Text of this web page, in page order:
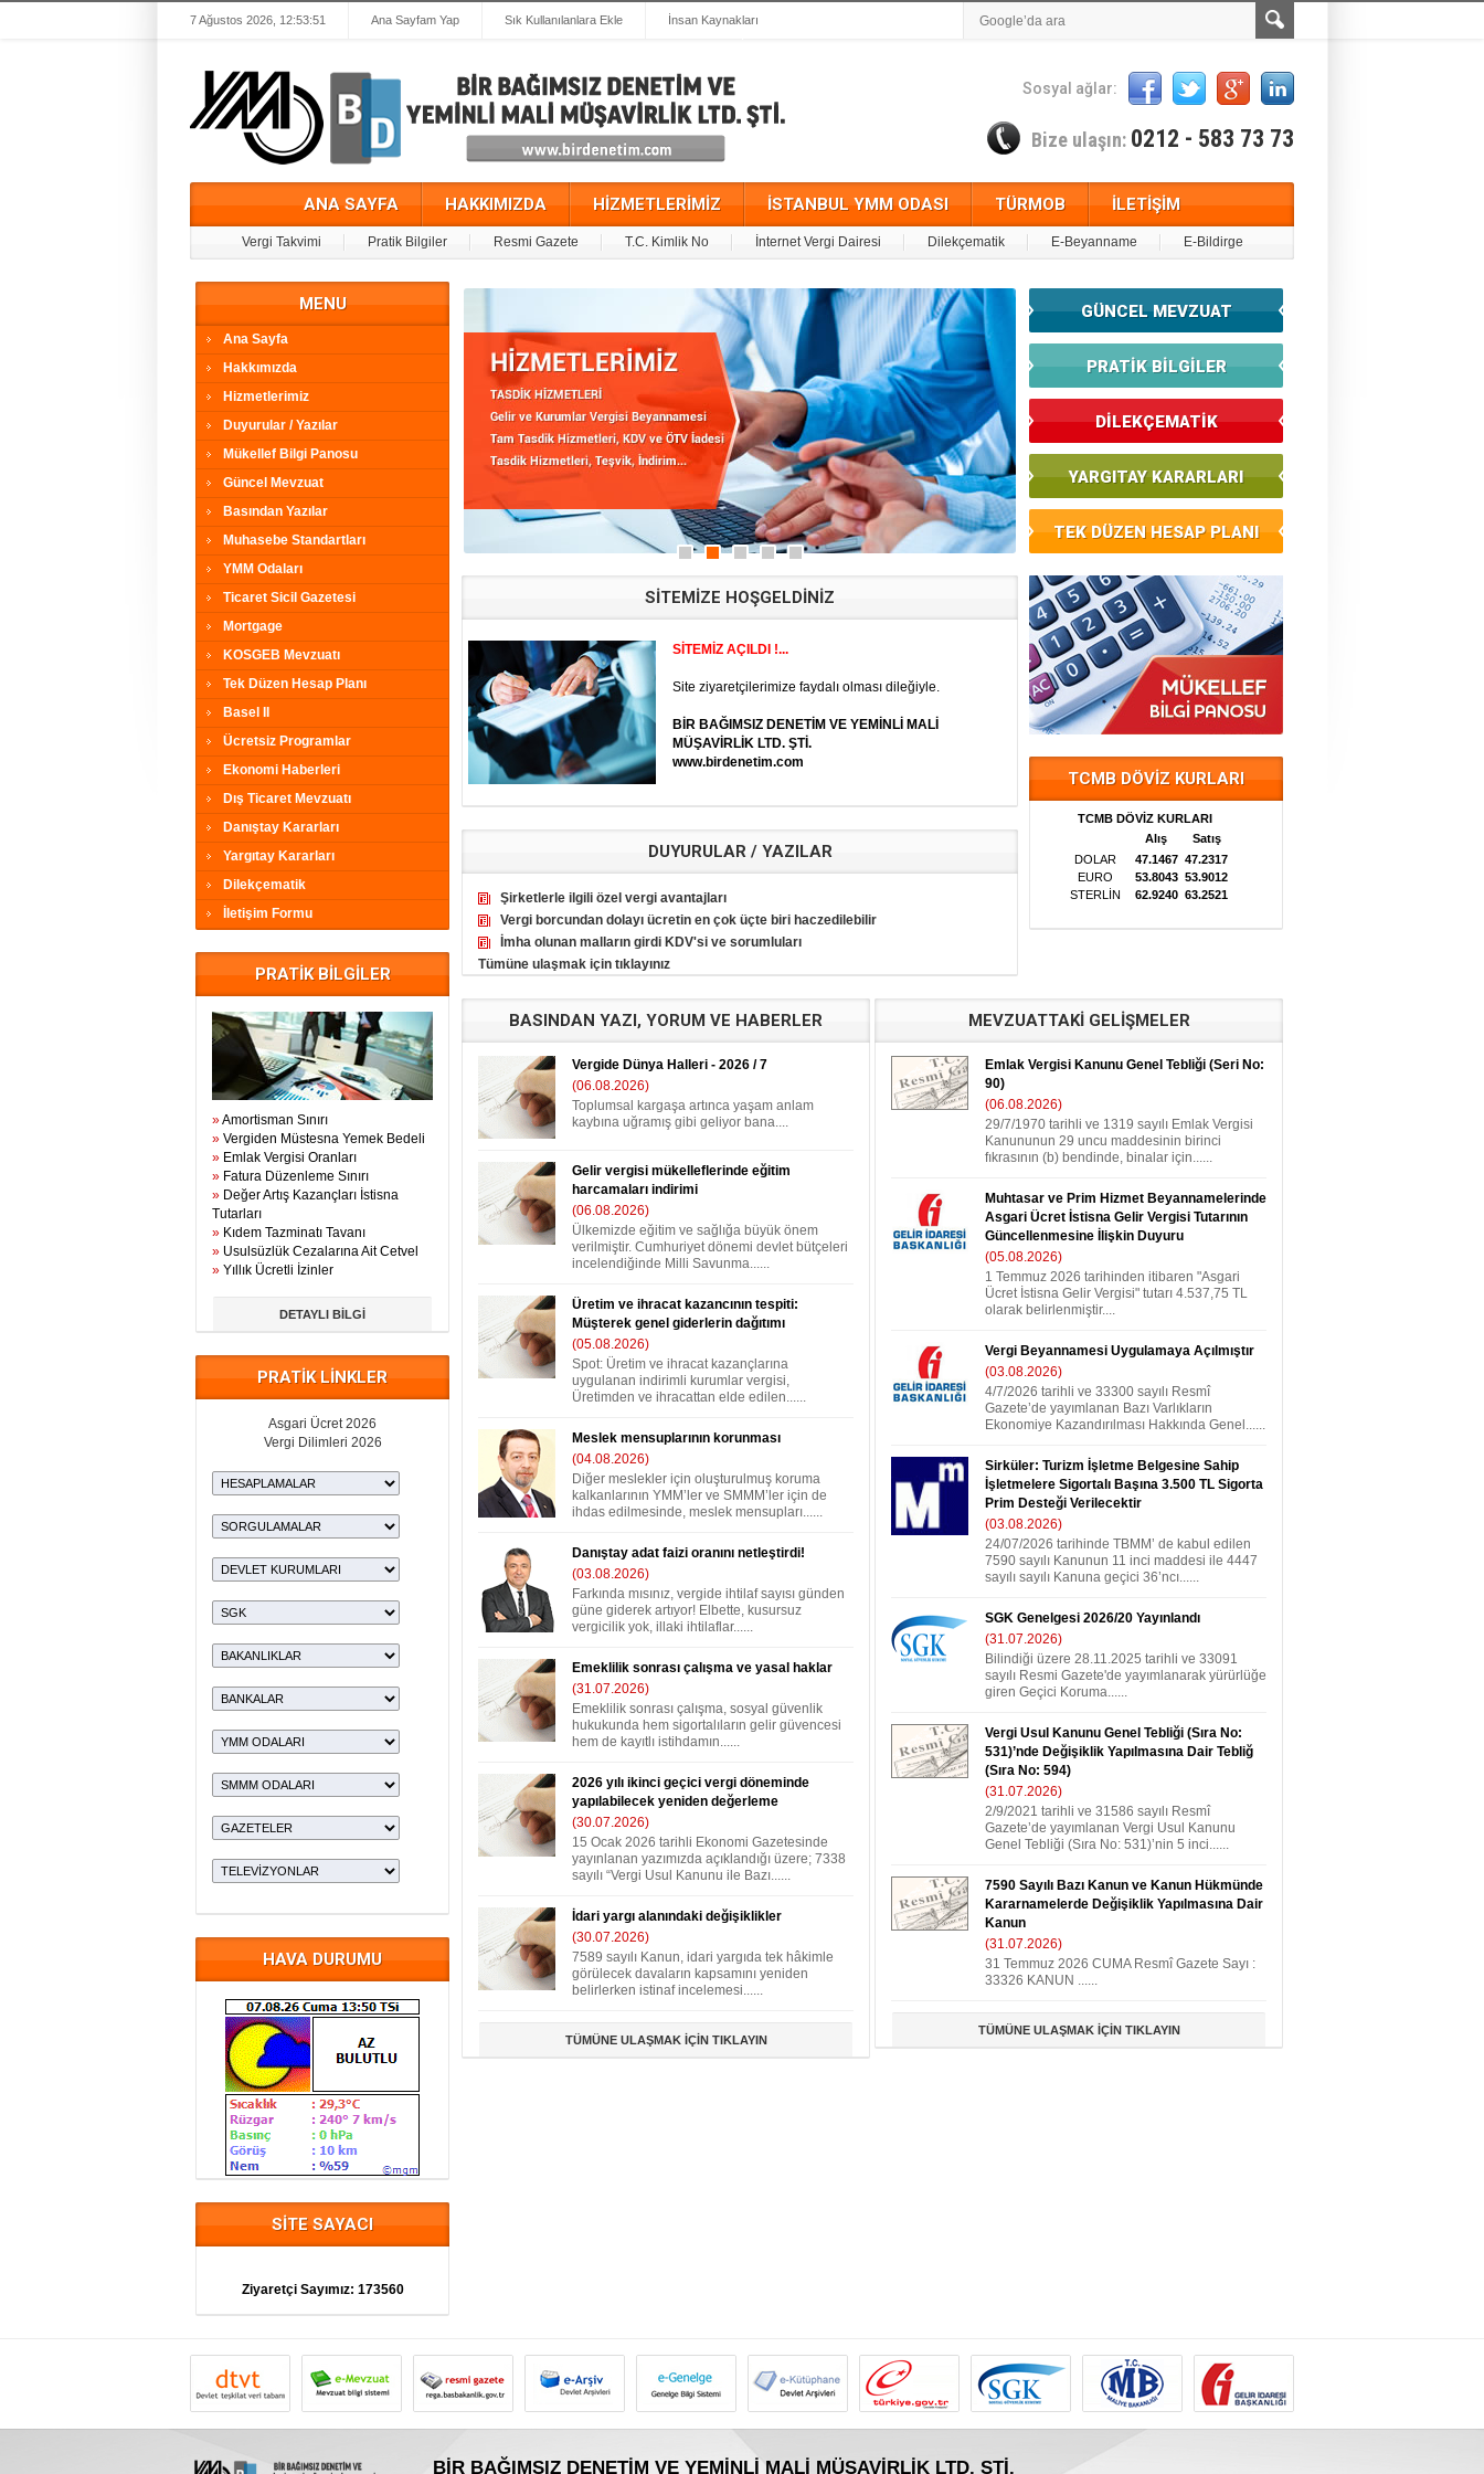
7 Ağustos 2026, 12:53:51 Ana Sayfam Yap Sık Kullanılanlara Ekle İnsan Kaynakları
Sosyal ağlar:
Bize ulaşın: 0212 - 583 73 73
ANA SAYFA HAKKIMIZDA HİZMETLERİMİZ İSTANBUL YMM ODASI TÜRMOB İLETİŞİM
Vergi Takvimi Pratik Bilgiler Resmi Gazete T.C. Kimlik No İnternet Vergi Dairesi Dilekçematik E-Beyanname E-Bildirge
MENU
Ana Sayfa
Hakkımızda
Hizmetlerimiz
Duyurular / Yazılar
Mükellef Bilgi Panosu
Güncel Mevzuat
Basından Yazılar
Muhasebe Standartları
YMM Odaları
Ticaret Sicil Gazetesi
Mortgage
KOSGEB Mevzuatı
Tek Düzen Hesap Planı
Basel II
Ücretsiz Programlar
Ekonomi Haberleri
Dış Ticaret Mevzuatı
Danıştay Kararları
Yargıtay Kararları
Dilekçematik
İletişim Formu
PRATİK BİLGİLER
»Amortisman Sınırı
» Vergiden Müstesna Yemek Bedeli
» Emlak Vergisi Oranları
» Fatura Düzenleme Sınırı
» Değer Artış Kazançları İstisna
Tutarları
» Kıdem Tazminatı Tavanı
» Usulsüzlük Cezalarına Ait Cetvel
» Yıllık Ücretli İzinler
DETAYLI BİLGİ
PRATİK LİNKLER
Asgari Ücret 2026
Vergi Dilimleri 2026
HAVA DURUMU
SİTE SAYACI
Ziyaretçi Sayımız: 173560
SİTEMİZE HOŞGELDİNİZ
SİTEMİZ AÇILDI !...
Site ziyaretçilerimize faydalı olması dileğiyle.
BİR BAĞIMSIZ DENETİM VE YEMİNLİ MALİ
MÜŞAVİRLİK LTD. ŞTİ.
www.birdenetim.com
DUYURULAR / YAZILAR
Şirketlerle ilgili özel vergi avantajları
Vergi borcundan dolayı ücretin en çok üçte biri haczedilebilir
İmha olunan malların girdi KDV'si ve sorumluları
Tümüne ulaşmak için tıklayınız
GÜNCEL MEVZUAT
PRATİK BİLGİLER
DİLEKÇEMATİK
YARGITAY KARARLARI
TEK DÜZEN HESAP PLANI
TCMB DÖVİZ KURLARI
BASINDAN YAZI, YORUM VE HABERLER
Vergide Dünya Halleri - 2026 / 7
(06.08.2026)
Toplumsal kargaşa artınca yaşam anlam
kaybına uğramış gibi geliyor bana....
Gelir vergisi mükelleflerinde eğitim
harcamaları indirimi
(06.08.2026)
Ülkemizde eğitim ve sağlığa büyük önem
verilmiştir. Cumhuriyet dönemi devlet bütçeleri
incelendiğinde Milli Savunma......
Üretim ve ihracat kazancının tespiti:
Müşterek genel giderlerin dağıtımı
(05.08.2026)
Spot: Üretim ve ihracat kazançlarına
uygulanan indirimli kurumlar vergisi,
Üretimden ve ihracattan elde edilen......
Meslek mensuplarının korunması
(04.08.2026)
Diğer meslekler için oluşturulmuş koruma
kalkanlarının YMM’ler ve SMMM’ler için de
ihdas edilmesinde, meslek mensupları......
Danıştay adat faizi oranını netleştirdi!
(03.08.2026)
Farkında mısınız, vergide ihtilaf sayısı günden
güne giderek artıyor! Elbette, kusursuz
vergicilik yok, illaki ihtilaflar......
Emeklilik sonrası çalışma ve yasal haklar
(31.07.2026)
Emeklilik sonrası çalışma, sosyal güvenlik
hukukunda hem sigortalıların gelir güvencesi
hem de kayıtlı istihdamın......
2026 yılı ikinci geçici vergi döneminde
yapılabilecek yeniden değerleme
(30.07.2026)
15 Ocak 2026 tarihli Ekonomi Gazetesinde
yayınlanan yazımızda açıklandığı üzere; 7338
sayılı “Vergi Usul Kanunu ile Bazı......
İdari yargı alanındaki değişiklikler
(30.07.2026)
7589 sayılı Kanun, idari yargıda tek hâkimle
görülecek davaların kapsamını yeniden
belirlerken istinaf incelemesi......
TÜMÜNE ULAŞMAK İÇİN TIKLAYIN
MEVZUATTAKİ GELİŞMELER
Emlak Vergisi Kanunu Genel Tebliği (Seri No:
90)
(06.08.2026)
29/7/1970 tarihli ve 1319 sayılı Emlak Vergisi
Kanununun 29 uncu maddesinin birinci
fıkrasının (b) bendinde, binalar için......
Muhtasar ve Prim Hizmet Beyannamelerinde
Asgari Ücret İstisna Gelir Vergisi Tutarının
Güncellenmesine İlişkin Duyuru
(05.08.2026)
1 Temmuz 2026 tarihinden itibaren "Asgari
Ücret İstisna Gelir Vergisi" tutarı 4.537,75 TL
olarak belirlenmiştir....
Vergi Beyannamesi Uygulamaya Açılmıştır
(03.08.2026)
4/7/2026 tarihli ve 33300 sayılı Resmî
Gazete’de yayımlanan Bazı Varlıkların
Ekonomiye Kazandırılması Hakkında Genel......
Sirküler: Turizm İşletme Belgesine Sahip
İşletmelere Sigortalı Başına 3.500 TL Sigorta
Prim Desteği Verilecektir
(03.08.2026)
24/07/2026 tarihinde TBMM’ de kabul edilen
7590 sayılı Kanunun 11 inci maddesi ile 4447
sayılı sayılı Kanuna geçici 36’ncı......
SGK Genelgesi 2026/20 Yayınlandı
(31.07.2026)
Bilindiği üzere 28.11.2025 tarihli ve 33091
sayılı Resmi Gazete'de yayımlanarak yürürlüğe
giren Geçici Koruma......
Vergi Usul Kanunu Genel Tebliği (Sıra No:
531)’nde Değişiklik Yapılmasına Dair Tebliğ
(Sıra No: 594)
(31.07.2026)
2/9/2021 tarihli ve 31586 sayılı Resmî
Gazete’de yayımlanan Vergi Usul Kanunu
Genel Tebliği (Sıra No: 531)’nin 5 inci......
7590 Sayılı Bazı Kanun ve Kanun Hükmünde
Kararnamelerde Değişiklik Yapılmasına Dair
Kanun
(31.07.2026)
31 Temmuz 2026 CUMA Resmî Gazete Sayı :
33326 KANUN ......
TÜMÜNE ULAŞMAK İÇİN TIKLAYIN
BİR BAĞIMSIZ DENETİM VE YEMİNLİ MALİ MÜŞAVİRLİK LTD. ŞTİ.